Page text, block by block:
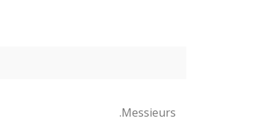
Messieurs.